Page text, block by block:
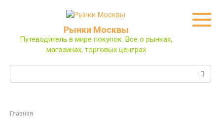
Рынки Москвы
Путеводитель в мире покупок. Все о рынках,
магазинах, торговых центрах
Главная